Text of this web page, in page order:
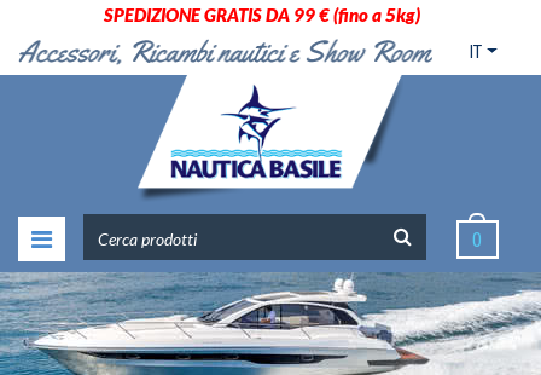
SPEDIZIONE GRATIS DA 99 € (fino a 5kg)
IT
0